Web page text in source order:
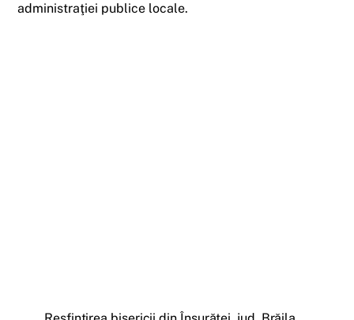
administraţiei publice locale.